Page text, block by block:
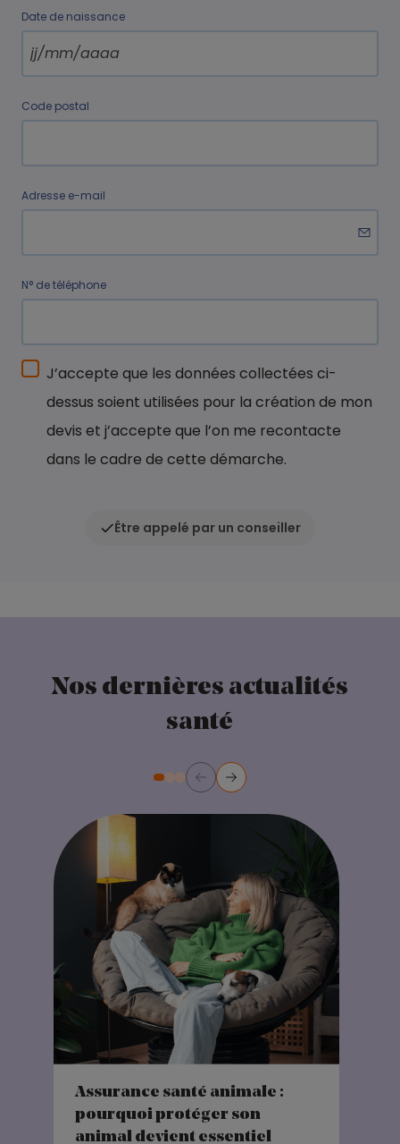
Date de naissance
Code postal
Adresse e-mail
N° de téléphone
J’accepte que les données collectées ci-
dessus soient utilisées pour la création de mon
devis et j’accepte que l’on me recontacte
dans le cadre de cette démarche.
Être appelé par un conseiller
Nos dernières actualités
santé
Diapositive numéro 1
Diapositive numéro 2
Diapositive numéro 3
Précédent
Suivant
Assurance santé animale :
pourquoi protéger son
animal devient essentiel